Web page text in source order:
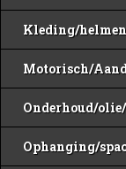
Kleding/
Motorisch/
Onderhoud/
Ophanging/